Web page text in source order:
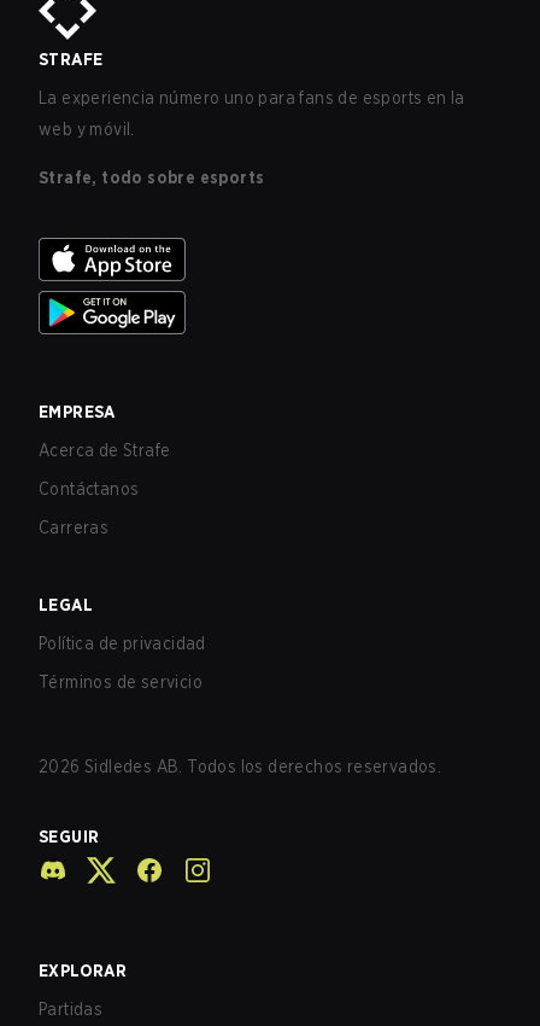
STRAFE
La experiencia número uno para fans de esports en la
web y móvil.
Strafe, todo sobre esports
EMPRESA
Acerca de Strafe
Contáctanos
Carreras
LEGAL
Política de privacidad
Términos de servicio
2026 Sidledes AB. Todos los derechos reservados.
SEGUIR
EXPLORAR
Partidas